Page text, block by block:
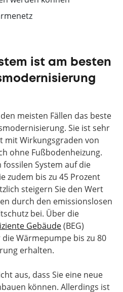
ist am besten
meisten Fällen das beste
Sie ist sehr
mit Wirkungsgraden von
ohne Fußbodenheizung.
System auf die
zudem bis zu 45 Prozent
steigern Sie den Wert
durch den emissionslosen
bei. Über die
Gebäude(BEG)
Wärmepumpe bis zu 80
erhalten.
aus, dass Sie eine neue
können. Allerdings ist